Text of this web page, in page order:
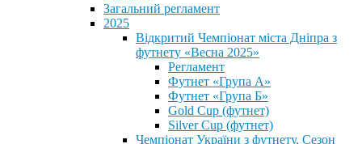
Загальний регламент
2025
Відкритий Чемпіонат міста Дніпра з
футнету «Весна 2025»
Регламент
Футнет «Група А»
Футнет «Група Б»
Gold Cup (футнет)
Silver Cup (футнет)
Чемпіонат України з футнету, Сезон